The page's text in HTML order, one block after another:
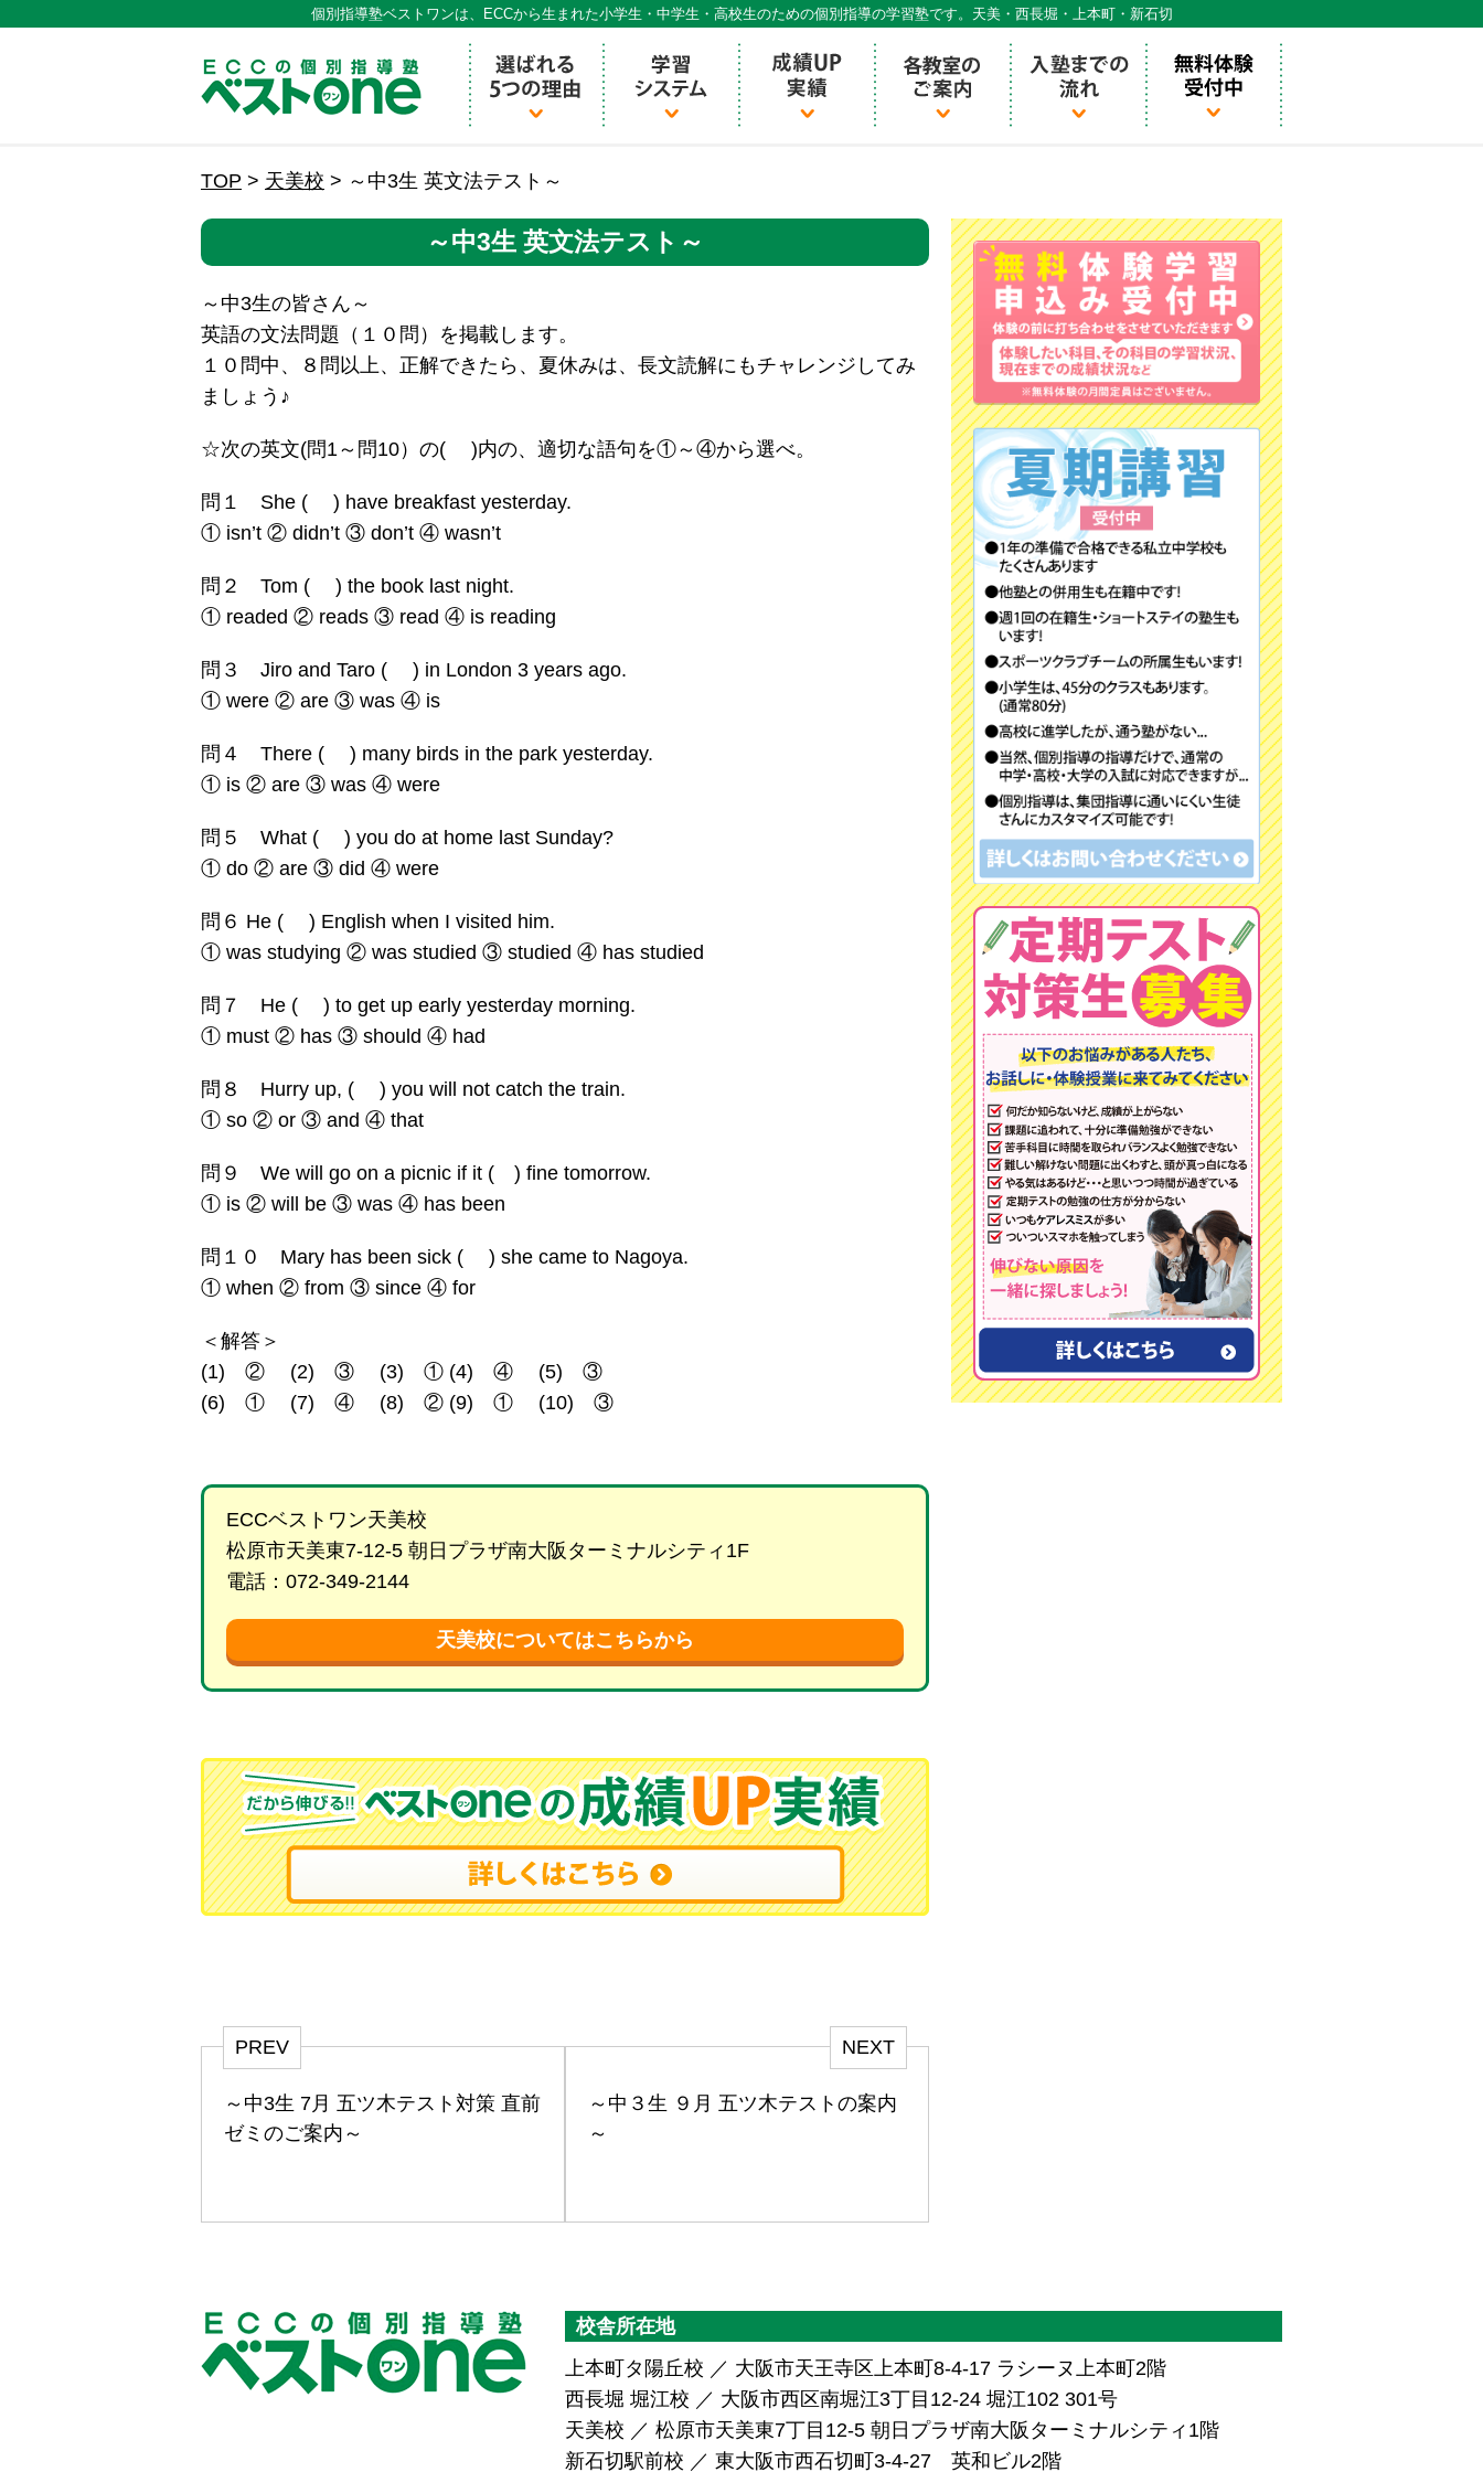
個別指導塾ベストワンは、ECCから生まれた小学生・中学生・高校生のための個別指導の学習塾です。天美・西長堀・上本町・新石切
ECCの個別指導ECCベストワン
TOP > 天美校 > ～中3生 英文法テスト～
～中3生 英文法テスト～
～中3生の皆さん～
英語の文法問題（１０問）を掲載します。
１０問中、８問以上、正解できたら、夏休みは、長文読解にもチャレンジしてみ
ましょう♪
☆次の英文(問1～問10）の( )内の、適切な語句を①～④から選べ。
問１ She ( ) have breakfast yesterday.
① isn’t ② didn’t ③ don’t ④ wasn’t
問２ Tom ( ) the book last night.
① readed ② reads ③ read ④ is reading
問３ Jiro and Taro ( ) in London 3 years ago.
① were ② are ③ was ④ is
問４ There ( ) many birds in the park yesterday.
① is ② are ③ was ④ were
問５ What ( ) you do at home last Sunday?
① do ② are ③ did ④ were
問６ He ( ) English when I visited him.
① was studying ② was studied ③ studied ④ has studied
問７ He ( ) to get up early yesterday morning.
① must ② has ③ should ④ had
問８ Hurry up, ( ) you will not catch the train.
① so ② or ③ and ④ that
問９ We will go on a picnic if it ( ) fine tomorrow.
① is ② will be ③ was ④ has been
問１０ Mary has been sick ( ) she came to Nagoya.
① when ② from ③ since ④ for
＜解答＞
(1) ② (2) ③ (3) ① (4) ④ (5) ③
(6) ① (7) ④ (8) ② (9) ① (10) ③
ECCベストワン天美校
松原市天美東7-12-5 朝日プラザ南大阪ターミナルシティ1F
電話：072-349-2144
天美校についてはこちらから
PREV
～中3生 7月 五ツ木テスト対策 直前
ゼミのご案内～
NEXT
～中３生 ９月 五ツ木テストの案内
～
校舎所在地
上本町タ陽丘校 ／ 大阪市天王寺区上本町8-4-17 ラシーヌ上本町2階
西長堀 堀江校 ／ 大阪市西区南堀江3丁目12-24 堀江102 301号
天美校 ／ 松原市天美東7丁目12-5 朝日プラザ南大阪ターミナルシティ1階
新石切駅前校 ／ 東大阪市西石切町3-4-27 英和ビル2階